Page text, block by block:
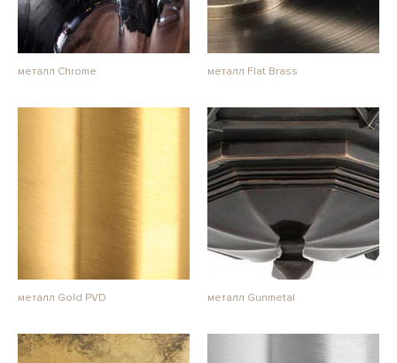
металл Chrome металл Flat Brass
металл Gold PVD металл Gunmetal